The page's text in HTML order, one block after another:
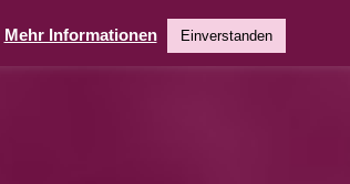
Mehr Informationen Einverstanden